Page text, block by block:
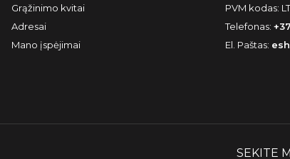
Grąžinimo kvitai
Adresai
Mano įspėjimai
PVM kodas:
Telefonas:
El. Paštas:
SEKITE